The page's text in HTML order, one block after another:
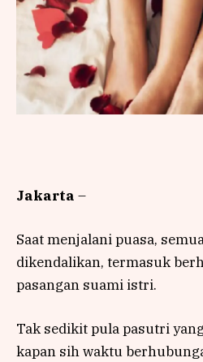
Jakarta –
Saat menjalani puasa,
dikendalikan, termasuk
pasangan suami istri.
Tak sedikit pula pasutri
kapan sih waktu